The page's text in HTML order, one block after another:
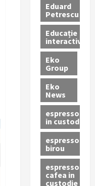
Eduard
Petrescu
Educație
interactivă
Eko
Group
Eko
News
espressoare
in custodie
espressor
birou
espressor
cafea in
custodie